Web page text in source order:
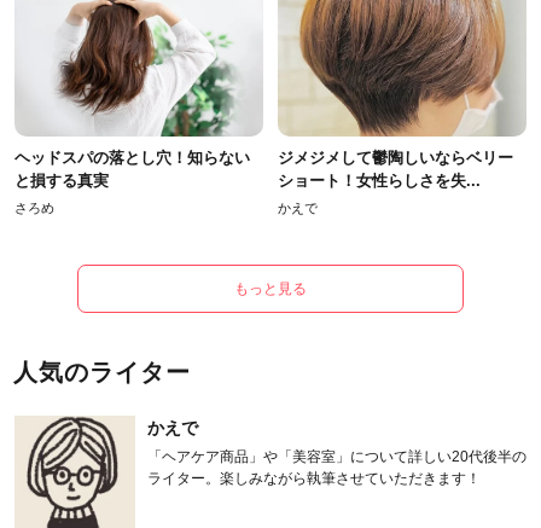
ヘッドスパの落とし穴！知らない
と損する真実
さろめ
ジメジメして鬱陶しいならベリー
ショート！女性らしさを失...
かえで
もっと見る
人気のライター
かえで
「ヘアケア商品」や「美容室」について詳しい20代後半の
ライター。楽しみながら執筆させていただきます！